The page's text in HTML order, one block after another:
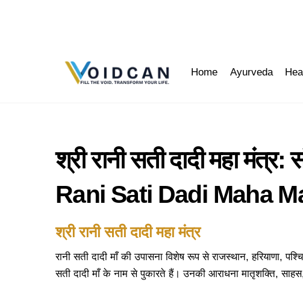
Home Ayurveda
श्री रानी सती दादी महा
Rani Sati Dadi Maha
श्री रानी सती दादी महा मंत्र
रानी सती दादी माँ की उपासना विशेष रूप से राजस्थान, हरियाणा,
सती दादी माँ के नाम से पुकारते हैं। उनकी आराधना मातृशक्ति, साहस,